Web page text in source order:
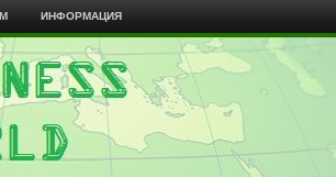
ИНФОРМАЦИЯ